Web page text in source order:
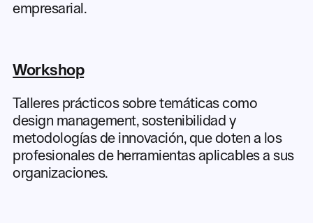
empresarial.
Workshop
Talleres prácticos sobre temáticas como
design management, sostenibilidad y
metodologías de innovación, que doten a los
profesionales de herramientas aplicables a sus
organizaciones.